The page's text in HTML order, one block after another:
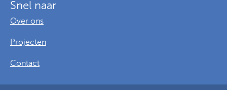
Snel naar
Over ons
Projecten
Contact